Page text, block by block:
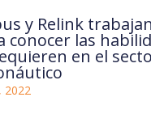
y Relink
conocer las
en el
2022